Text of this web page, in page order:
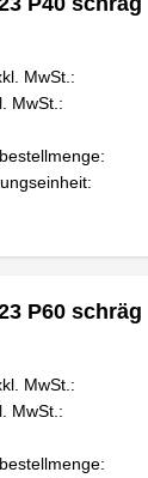
MwSt.:
MwSt.:
P60 schräg
MwSt.:
MwSt.: